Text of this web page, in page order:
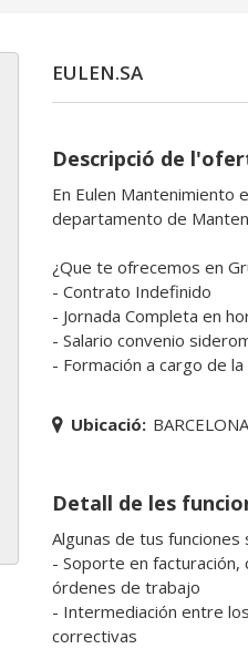
EULEN.SA
Descripció de
En Eulen
departamento de
¿Que te ofrecemos en
- Contrato Indefinido
- Jornada Completa en
- Salario convenio
Ubicació:
Detall de les
Algunas de tus funciones
- Soporte en
órdenes de trabajo
- Intermediación entre
correctivas